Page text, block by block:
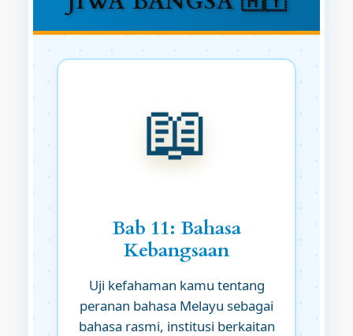
📖
Bab 11: Bahasa
Kebangsaan
Uji kefahaman kamu tentang
peranan bahasa Melayu sebagai
bahasa rasmi, institusi berkaitan